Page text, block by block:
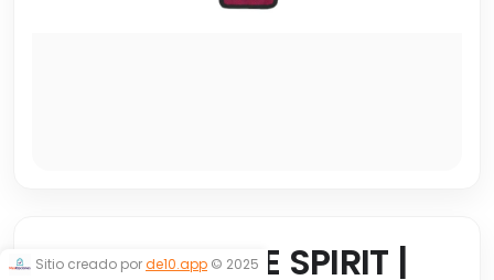
FUNDA SIMPLE SPIRIT |
Sitio creado porde10.app © 2025